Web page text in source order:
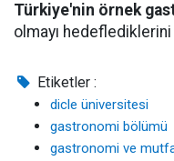
Türkiye'nin örnek
olmayı hedeflediklerini
Etiketler :
dicle üniversitesi
gastronomi bölümü
gastronomi ve